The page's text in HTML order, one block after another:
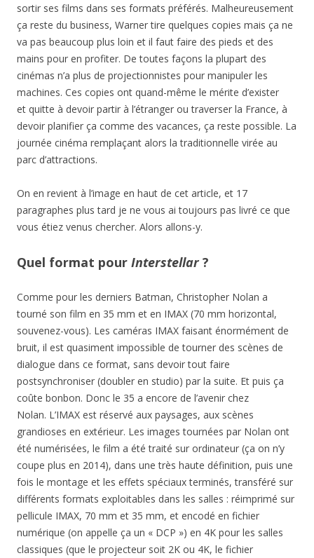
sortir ses films dans ses formats préférés. Malheureusement
ça reste du business, Warner tire quelques copies mais ça ne
va pas beaucoup plus loin et il faut faire des pieds et des
mains pour en profiter. De toutes façons la plupart des
cinémas n’a plus de projectionnistes pour manipuler les
machines. Ces copies ont quand-même le mérite d’exister
et quitte à devoir partir à l’étranger ou traverser la France, à
devoir planifier ça comme des vacances, ça reste possible. La
journée cinéma remplaçant alors la traditionnelle virée au
parc d’attractions.
On en revient à l’image en haut de cet article, et 17
paragraphes plus tard je ne vous ai toujours pas livré ce que
vous étiez venus chercher. Alors allons-y.
Quel format pour Interstellar ?
Comme pour les derniers Batman, Christopher Nolan a
tourné son film en 35 mm et en IMAX (70 mm horizontal,
souvenez-vous). Les caméras IMAX faisant énormément de
bruit, il est quasiment impossible de tourner des scènes de
dialogue dans ce format, sans devoir tout faire
postsynchroniser (doubler en studio) par la suite. Et puis ça
coûte bonbon. Donc le 35 a encore de l’avenir chez
Nolan. L’IMAX est réservé aux paysages, aux scènes
grandioses en extérieur. Les images tournées par Nolan ont
été numérisées, le film a été traité sur ordinateur (ça on n’y
coupe plus en 2014), dans une très haute définition, puis une
fois le montage et les effets spéciaux terminés, transféré sur
différents formats exploitables dans les salles : réimprimé sur
pellicule IMAX, 70 mm et 35 mm, et encodé en fichier
numérique (on appelle ça un « DCP ») en 4K pour les salles
classiques (que le projecteur soit 2K ou 4K, le fichier